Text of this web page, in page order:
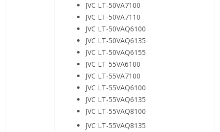
JVC LT-50VA7100
JVC LT-50VA7110
JVC LT-50VAQ6100
JVC LT-50VAQ6135
JVC LT-50VAQ6155
JVC LT-55VA6100
JVC LT-55VA7100
JVC LT-55VAQ6100
JVC LT-55VAQ6135
JVC LT-55VAQ8100
JVC LT-55VAQ8135